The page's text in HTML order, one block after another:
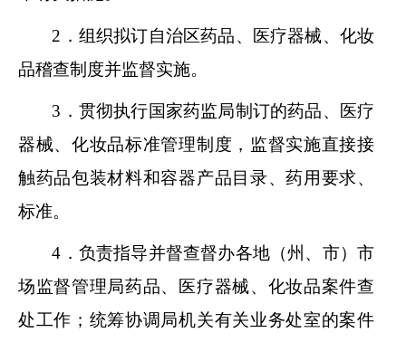
2．组织拟订自治区药品、医疗器械、化妆
品稽查制度并监督实施。
3．贯彻执行国家药监局制订的药品、医疗
器械、化妆品标准管理制度，监督实施直接接
触药品包装材料和容器产品目录、药用要求、
标准。
4．负责指导并督查督办各地（州、市）市
场监督管理局药品、医疗器械、化妆品案件查
处工作；统筹协调局机关有关业务处室的案件